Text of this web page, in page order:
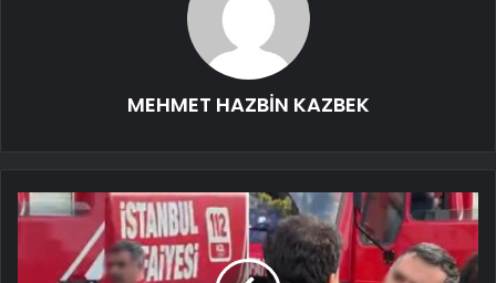
MEHMET HAZBİN KAZBEK